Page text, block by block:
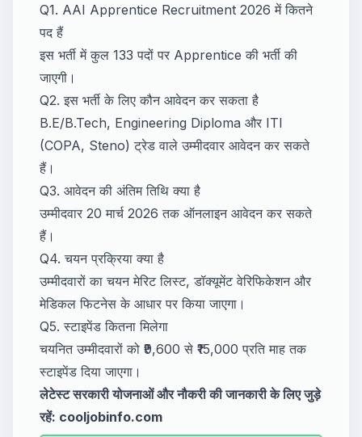
Q1. AAI Apprentice Recruitment 2026 में कितने
पद हैं
इस भर्ती में कुल 133 पदों पर Apprentice की भर्ती की
जाएगी।
Q2. इस भर्ती के लिए कौन आवेदन कर सकता है
B.E/B.Tech, Engineering Diploma और ITI
(COPA, Steno) ट्रेड वाले उम्मीदवार आवेदन कर सकते
हैं।
Q3. आवेदन की अंतिम तिथि क्या है
उम्मीदवार 20 मार्च 2026 तक ऑनलाइन आवेदन कर सकते
हैं।
Q4. चयन प्रक्रिया क्या है
उम्मीदवारों का चयन मेरिट लिस्ट, डॉक्यूमेंट वेरिफिकेशन और
मेडिकल फिटनेस के आधार पर किया जाएगा।
Q5. स्टाइपेंड कितना मिलेगा
चयनित उम्मीदवारों को ₹9,600 से ₹15,000 प्रति माह तक
स्टाइपेंड दिया जाएगा।
लेटेस्ट सरकारी योजनाओं और नौकरी की जानकारी के लिए जुड़े
रहें: cooljobinfo.com